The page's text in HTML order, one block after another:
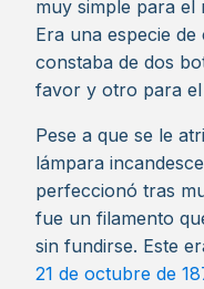
muy simple para el
Era una especie
constaba de dos
favor y otro para
Pese a que se le
lámpara
perfeccionó tras
fue un filamento
sin fundirse. Este
21 de octubre de